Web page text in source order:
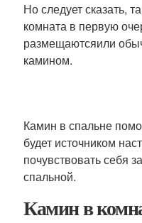
Но следует сказать,
комната в первую
размещаютсяили
камином.
Камин в спальне
будет источником
почувствовать себя
спальной.
Камин в